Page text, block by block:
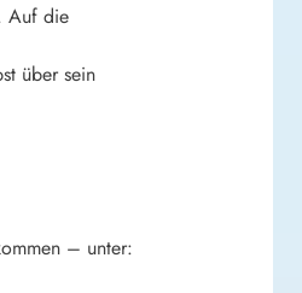
Auf die
über sein
– unter: